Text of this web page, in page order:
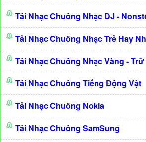
Tải Nhạc Chuông Nhạc DJ -
Tải Nhạc Chuông Nhạc Trẻ Hay
Tải Nhạc Chuông Nhạc Vàng -
Tải Nhạc Chuông Tiếng Động Vật
Tải Nhạc Chuông Nokia
Tải Nhạc Chuông SamSung